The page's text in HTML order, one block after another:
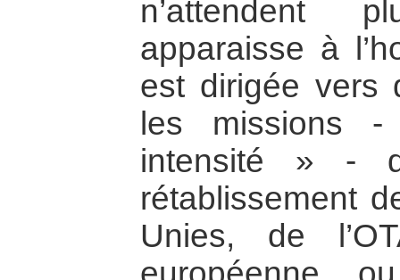
n’attendent
apparaisse à
est dirigée vers
les missions
intensité » -
rétablissement
Unies, de